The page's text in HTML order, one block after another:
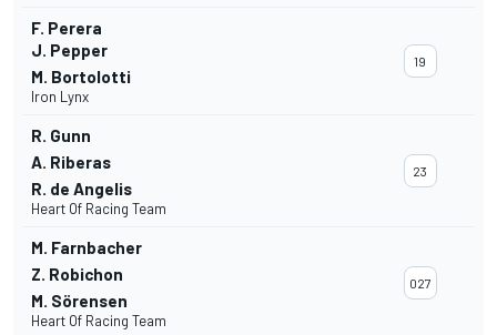
F. Perera
J. Pepper
M. Bortolotti
Iron Lynx
19
R. Gunn
A. Riberas
R. de Angelis
Heart Of Racing Team
23
M. Farnbacher
Z. Robichon
M. Sörensen
Heart Of Racing Team
027